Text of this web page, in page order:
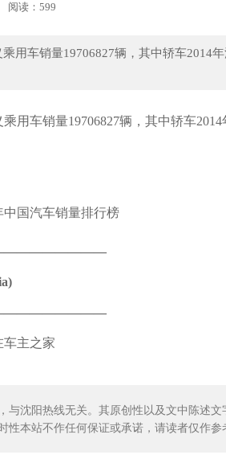
阅读：599
用车销量19706827辆，其中轿车2014
用车销量19706827辆，其中轿车
车主之家
与沈阳热线无关。其原创性以及文中陈述
性本站不作任何保证或承诺，请读者仅作参